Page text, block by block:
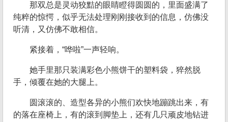
那双总是灵动狡黠的眼睛瞪得圆圆的，里面盛满了
纯粹的惊愕，似乎无法处理刚刚接收到的信息，仿佛没
听清，又仿佛不敢相信。
紧接着，“哗啦”一声轻响。
她手里那只装满彩色小熊饼干的塑料袋，猝然脱
手，倾覆在她的大腿上。
圆滚滚的、造型各异的小熊们欢快地蹦跳出来，有
的落在座椅上，有的滚到脚垫上，还有几只顽皮地钻进